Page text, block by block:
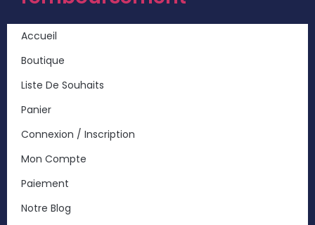
Accueil
Boutique
Liste De Souhaits
Panier
Connexion / Inscription
Mon Compte
Paiement
Notre Blog